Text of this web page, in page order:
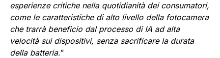
esperienze critiche nella quotidianità dei consumatori,
come le caratteristiche di alto livello della fotocamera
che trarrà beneficio dal processo di IA ad alta
velocità sui dispositivi, senza sacrificare la durata
della batteria.”